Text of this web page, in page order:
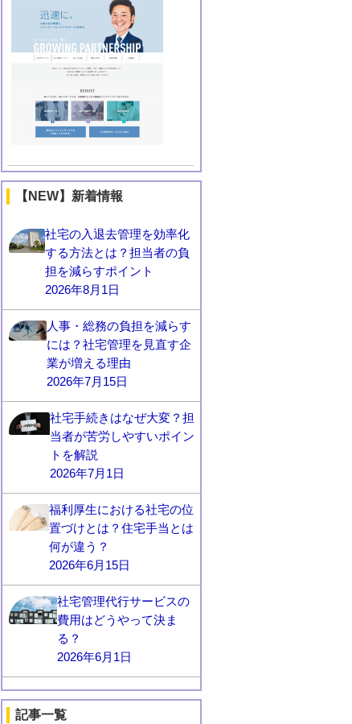
【NEW】新着情報
社宅の入退去管理を効率化
する方法とは？担当者の負
担を減らすポイント
2026年8月1日
人事・総務の負担を減らす
には？社宅管理を見直す企
業が増える理由
2026年7月15日
社宅手続きはなぜ大変？担
当者が苦労しやすいポイン
トを解説
2026年7月1日
福利厚生における社宅の位
置づけとは？住宅手当とは
何が違う？
2026年6月15日
社宅管理代行サービスの
費用はどうやって決ま
る？
2026年6月1日
記事一覧